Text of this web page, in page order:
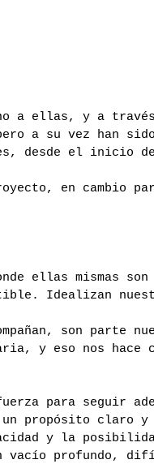
a ellas, y a
a su vez han
desde el inicio
en cambio
ellas mismas
Idealizan
son parte
y eso nos hace
para seguir
un propósito claro
y la
vacío profundo,